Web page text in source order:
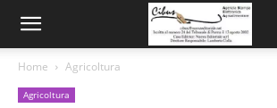
Home Agricoltura
Agricoltura